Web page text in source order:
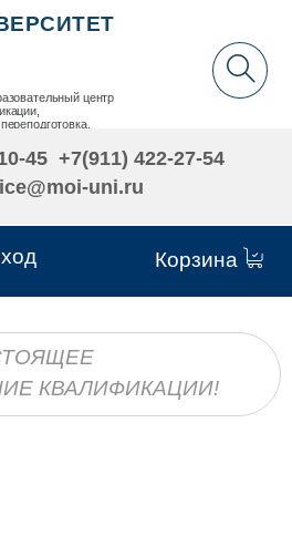
Корзина
центр
45 +7(911) 422-27-54
uni.ru
КВАЛИФИКАЦИИ!